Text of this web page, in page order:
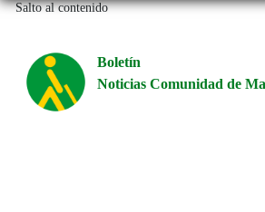
Salto al contenido
Boletín
Noticias Comunidad de